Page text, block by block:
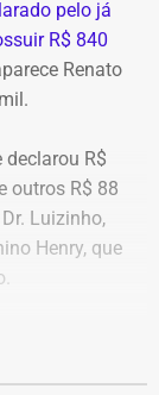
pelo já
R$ 840
Renato
R$
outros R$ 88
Luizinho,
Henry, que